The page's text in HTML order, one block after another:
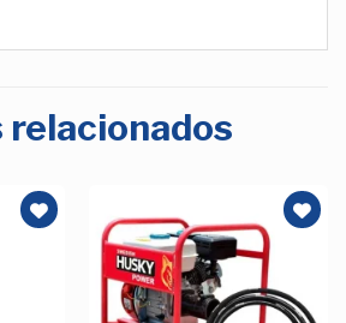
relacionados
Añadir
Lista de
deseos